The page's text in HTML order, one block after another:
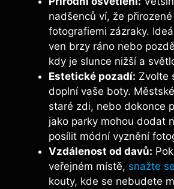
nadšenců ví, že
fotografiemi zázraky.
ven brzy ráno nebo
kdy je slunce nižší a
Estetické pozadí: Zvolte
doplní vaše boty.
staré zdi, nebo dokonce
jako parky mohou dodat
posílit módní vyznění
Vzdálenost od davů:
veřejném místě, snažte
kouty, kde se nebudete